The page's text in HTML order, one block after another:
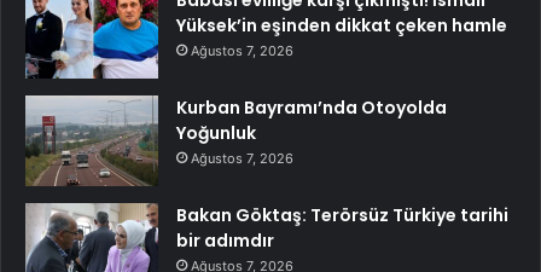
Yüksek’in eşinden dikkat çeken hamle
Ağustos 7, 2026
Kurban Bayramı’nda Otoyolda
Yoğunluk
Ağustos 7, 2026
Bakan Göktaş: Terörsüz Türkiye tarihi
bir adımdır
Ağustos 7, 2026